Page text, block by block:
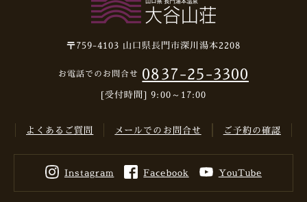
〒759-4103 山口県長門市深川湯本2208
お電話でのお問合せ 0837-25-3300
[受付時間] 9:00～17:00
よくあるご質問 メールでのお問合せ ご予約の確認
Instagram Facebook YouTube